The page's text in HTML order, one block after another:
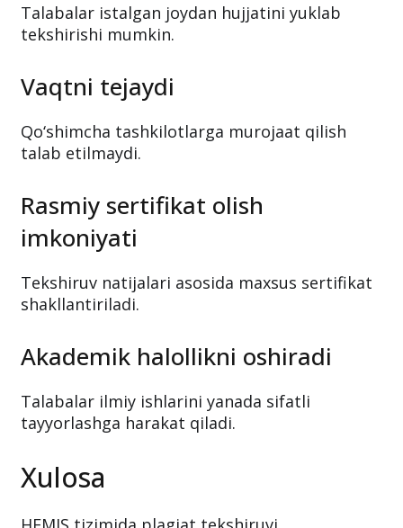
Talabalar istalgan joydan hujjatini yuklab
tekshirishi mumkin.
Vaqtni tejaydi
Qo‘shimcha tashkilotlarga murojaat qilish
talab etilmaydi.
Rasmiy sertifikat olish
imkoniyati
Tekshiruv natijalari asosida maxsus sertifikat
shakllantiriladi.
Akademik halollikni oshiradi
Talabalar ilmiy ishlarini yanada sifatli
tayyorlashga harakat qiladi.
Xulosa